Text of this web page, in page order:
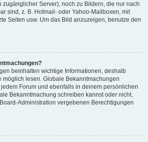
zugänglicher Server), noch zu Bildern, die nur nach
sind, z. B. Hotmail- oder Yahoo-Mailboxen, mit
Seiten usw. Um das Bild anzuzeigen, benutze den
beinhalten wichtige Informationen, deshalb
möglich lesen. Globale Bekanntmachungen
Forum und ebenfalls in deinem persönlichen
Bekanntmachung schreiben kannst oder nicht,
Administration vergebenen Berechtigungen